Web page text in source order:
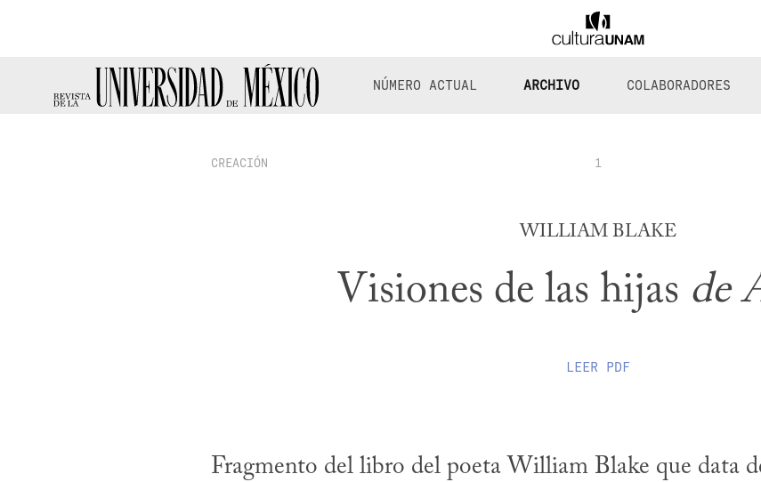
NÚMERO ACTUAL ARCHIVO COLABORADORES
CREACIÓN 1
WILLIAM BLAKE
Visiones de las hijas de
LEER PDF
Fragmento del libro del poeta William Blake que data